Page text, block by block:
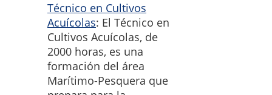
Técnico en Cultivos
Acuícolas: El Técnico en
Cultivos Acuícolas, de
2000 horas, es una
formación del área
Marítimo-Pesquera que